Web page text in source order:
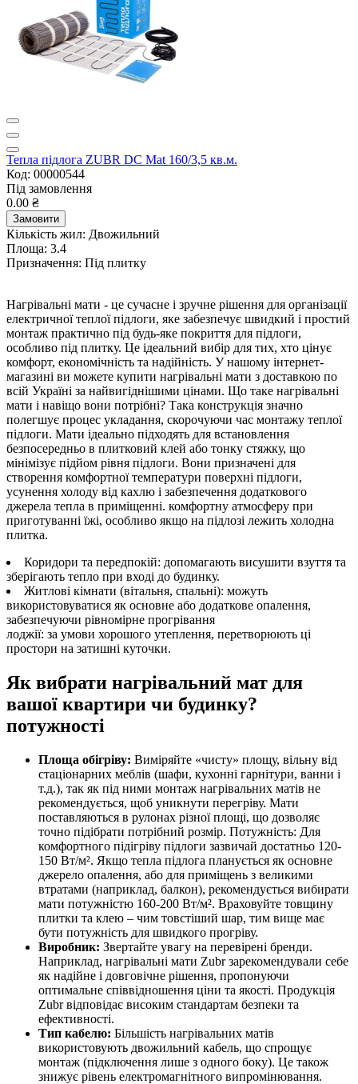
Тепла підлога ZUBR DC Mat 160/3,5 кв.м.
Код: 00000544
Під замовлення
0.00 ₴
Замовити
Кількість жил: Двожильний
Площа: 3.4
Призначення: Під плитку
Нагрівальні мати - це сучасне і зручне рішення для організації
електричної теплої підлоги, яке забезпечує швидкий і простий
монтаж практично під будь-яке покриття для підлоги,
особливо під плитку. Це ідеальний вибір для тих, хто цінує
комфорт, економічність та надійність. У нашому інтернет-
магазині ви можете купити нагрівальні мати з доставкою по
всій Україні за найвигіднішими цінами. Що таке нагрівальні
мати і навіщо вони потрібні? Така конструкція значно
полегшує процес укладання, скорочуючи час монтажу теплої
підлоги. Мати ідеально підходять для встановлення
безпосередньо в плитковий клей або тонку стяжку, що
мінімізує підйом рівня підлоги. Вони призначені для
створення комфортної температури поверхні підлоги,
усунення холоду від кахлю і забезпечення додаткового
джерела тепла в приміщенні. комфортну атмосферу при
приготуванні їжі, особливо якщо на підлозі лежить холодна
плитка.
Коридори та передпокій: допомагають висушити взуття та
зберігають тепло при вході до будинку.
Житлові кімнати (вітальня, спальні): можуть
використовуватися як основне або додаткове опалення,
забезпечуючи рівномірне прогрівання
лоджії: за умови хорошого утеплення, перетворюють ці
простори на затишні куточки.
Як вибрати нагрівальний мат для
вашої квартири чи будинку?
потужності
Площа обігріву: Виміряйте «чисту» площу, вільну від
стаціонарних меблів (шафи, кухонні гарнітури, ванни і
т.д.), так як під ними монтаж нагрівальних матів не
рекомендується, щоб уникнути перегріву. Мати
поставляються в рулонах різної площі, що дозволяє
точно підібрати потрібний розмір. Потужність: Для
комфортного підігріву підлоги зазвичай достатньо 120-
150 Вт/м². Якщо тепла підлога планується як основне
джерело опалення, або для приміщень з великими
втратами (наприклад, балкон), рекомендується вибирати
мати потужністю 160-200 Вт/м². Враховуйте товщину
плитки та клею – чим товстіший шар, тим вище має
бути потужність для швидкого прогріву.
Виробник: Звертайте увагу на перевірені бренди.
Наприклад, нагрівальні мати Zubr зарекомендували себе
як надійне і довговічне рішення, пропонуючи
оптимальне співвідношення ціни та якості. Продукція
Zubr відповідає високим стандартам безпеки та
ефективності.
Тип кабелю: Більшість нагрівальних матів
використовують двожильний кабель, що спрощує
монтаж (підключення лише з одного боку). Це також
знижує рівень електромагнітного випромінювання.